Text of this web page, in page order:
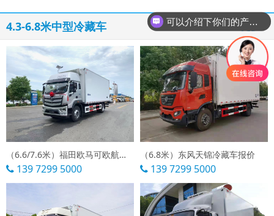
4.3-6.8米中型冷藏车 更多 »
（6.6/7.6米）福田欧马可欧航冷藏车
139 7299 5000
（6.8米）东风天锦冷藏车报价
139 7299 5000
你们是怎么收费的呢